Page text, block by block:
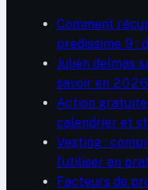
Comment
predissime 9 :
Julien delmas
savoir en 2026
Action
calendrier et
Vesting :
l’utiliser en
Facteurs de